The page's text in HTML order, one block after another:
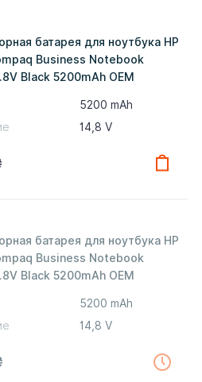
батарея для ноутбука HP
Business Notebook
Black 5200mAh OEM
5200 mAh
14,8 V
батарея для ноутбука HP
Business Notebook
Black 5200mAh OEM
5200 mAh
14,8 V